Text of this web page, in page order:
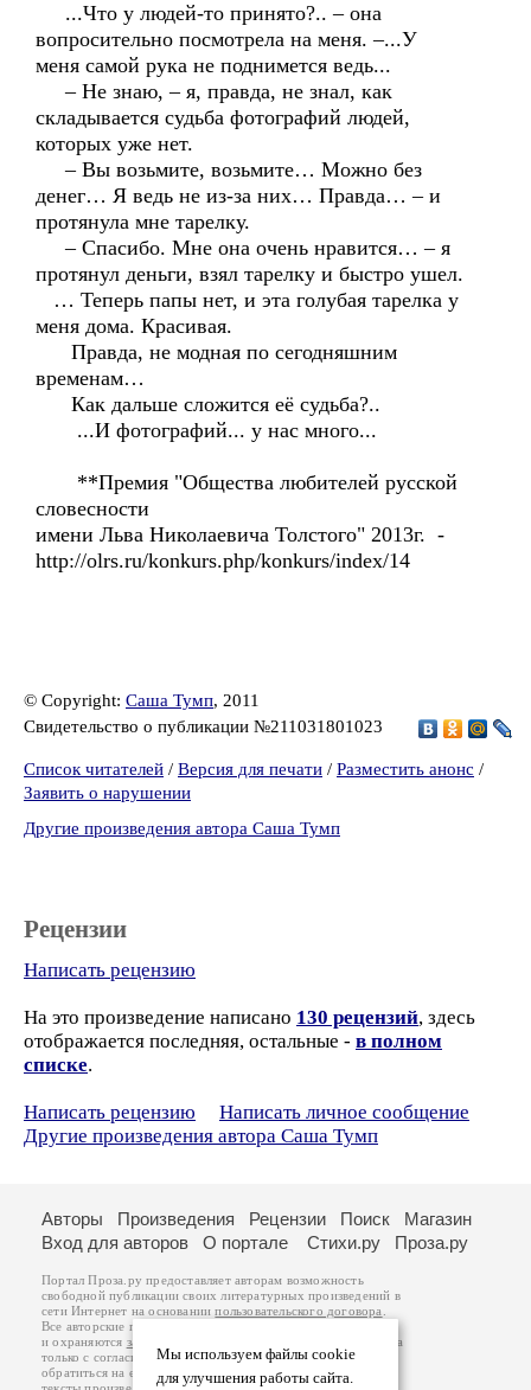
...Что у людей-то принято?.. – она
вопросительно посмотрела на меня. –...У
меня самой рука не поднимется ведь...
– Не знаю, – я, правда, не знал, как
складывается судьба фотографий людей,
которых уже нет.
– Вы возьмите, возьмите… Можно без
денег… Я ведь не из-за них… Правда… – и
протянула мне тарелку.
– Спасибо. Мне она очень нравится… – я
протянул деньги, взял тарелку и быстро ушел.
… Теперь папы нет, и эта голубая тарелка у
меня дома. Красивая.
Правда, не модная по сегодняшним
временам…
Как дальше сложится её судьба?..
...И фотографий... у нас много...
**Премия "Общества любителей русской
словесности
имени Льва Николаевича Толстого" 2013г. -
http://olrs.ru/konkurs.php/konkurs/index/14
© Copyright: Саша Тумп, 2011
Свидетельство о публикации №211031801023
Список читателей / Версия для печати / Разместить анонс /
Заявить о нарушении
Другие произведения автора Саша Тумп
Рецензии
Написать рецензию
На это произведение написано 130 рецензий, здесь
отображается последняя, остальные - в полном
списке.
Написать рецензию
Написать личное сообщение
Другие произведения автора Саша Тумп
Мы используем файлы cookie
для улучшения работы сайта.
Авторы Произведения Рецензии Поиск
Магазин
Вход для авторов
О портале Стихи.ру Проза.ру
Портал Проза.ру предоставляет авторам возможность
свободной публикации своих литературных произведений в
сети Интернет на основаниипользовательского договора
Все авторские права на произведения принадлежат авторам
и охраняются законом
. Перепечатка произведений возможна
только с согласия его автора, к которому вы можете
обратиться на его авторской странице. Ответственность за